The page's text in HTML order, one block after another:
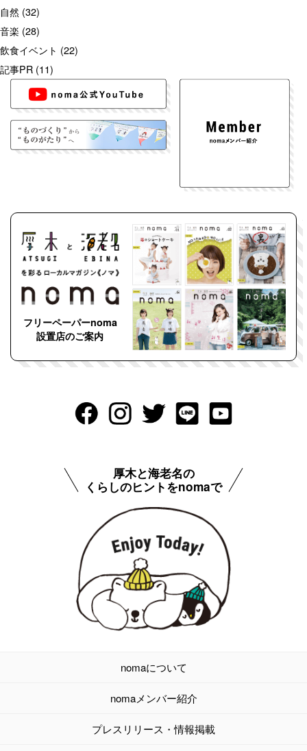
自然 (32)
音楽 (28)
飲食イベント (22)
記事PR (11)
フリーペーパーnoma
設置店のご案内
厚木と海老名の
くらしのヒントをnomaで
nomaについて
nomaメンバー紹介
プレスリリース・情報掲載